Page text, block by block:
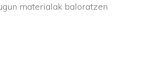
materialak baloratzen